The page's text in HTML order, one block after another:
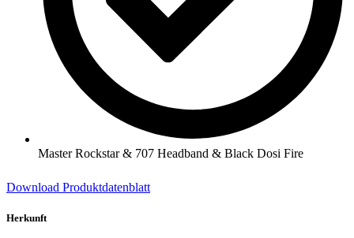
Master Rockstar & 707 Headband & Black Dosi Fire
Download Produktdatenblatt
Herkunft